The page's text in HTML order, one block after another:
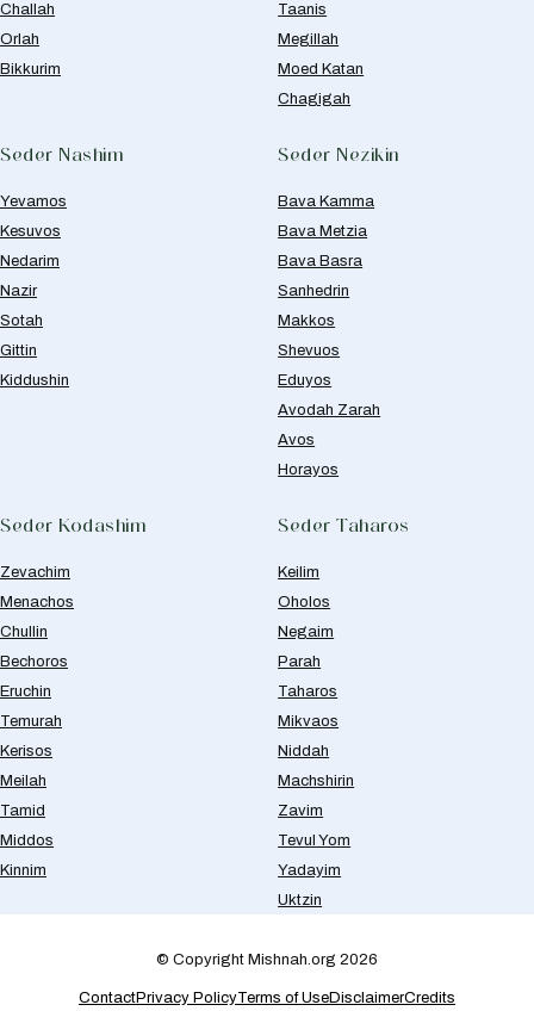
Challah
Orlah
Bikkurim
Taanis
Megillah
Moed Katan
Chagigah
Seder Nashim
Yevamos
Kesuvos
Nedarim
Nazir
Sotah
Gittin
Kiddushin
Seder Nezikin
Bava Kamma
Bava Metzia
Bava Basra
Sanhedrin
Makkos
Shevuos
Eduyos
Avodah Zarah
Avos
Horayos
Seder Kodashim
Zevachim
Menachos
Chullin
Bechoros
Eruchin
Temurah
Kerisos
Meilah
Tamid
Middos
Kinnim
Seder Taharos
Keilim
Oholos
Negaim
Parah
Taharos
Mikvaos
Niddah
Machshirin
Zavim
Tevul Yom
Yadayim
Uktzin
© Copyright Mishnah.org 2026
ContactPrivacy PolicyTerms of UseDisclaimerCredits